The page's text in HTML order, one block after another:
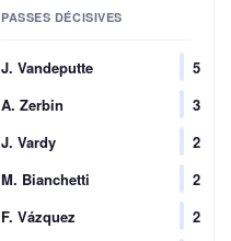
PASSES DÉCISIVES
J. Vandeputte
5
A. Zerbin
3
J. Vardy
2
M. Bianchetti
2
F. Vázquez
2